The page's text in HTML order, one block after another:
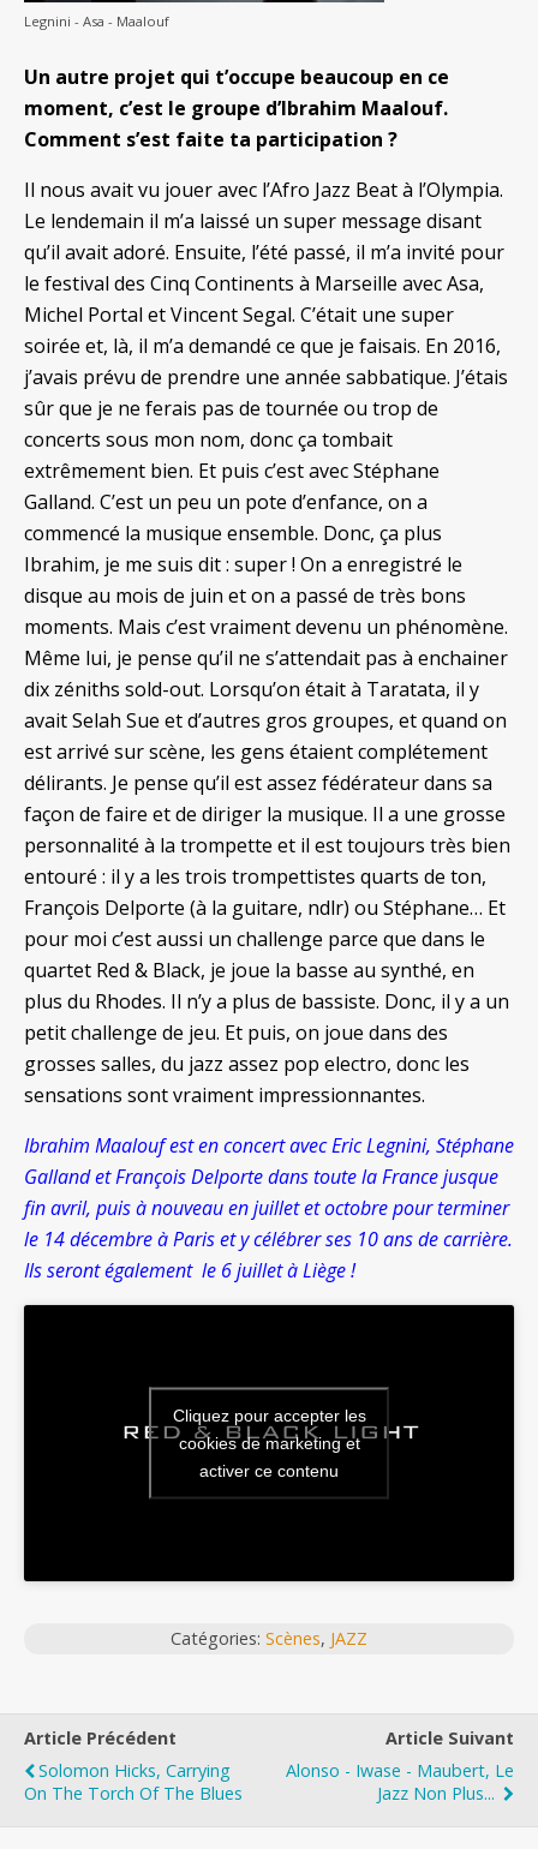
Legnini - Asa - Maalouf
Un autre projet qui t’occupe beaucoup en ce
moment, c’est le groupe d’Ibrahim Maalouf.
Comment s’est faite ta participation ?
Il nous avait vu jouer avec l’Afro Jazz Beat à l’Olympia.
Le lendemain il m’a laissé un super message disant
qu’il avait adoré. Ensuite, l’été passé, il m’a invité pour
le festival des Cinq Continents à Marseille avec Asa,
Michel Portal et Vincent Segal. C’était une super
soirée et, là, il m’a demandé ce que je faisais. En 2016,
j’avais prévu de prendre une année sabbatique. J’étais
sûr que je ne ferais pas de tournée ou trop de
concerts sous mon nom, donc ça tombait
extrêmement bien. Et puis c’est avec Stéphane
Galland. C’est un peu un pote d’enfance, on a
commencé la musique ensemble. Donc, ça plus
Ibrahim, je me suis dit : super ! On a enregistré le
disque au mois de juin et on a passé de très bons
moments. Mais c’est vraiment devenu un phénomène.
Même lui, je pense qu’il ne s’attendait pas à enchainer
dix zéniths sold-out. Lorsqu’on était à Taratata, il y
avait Selah Sue et d’autres gros groupes, et quand on
est arrivé sur scène, les gens étaient complétement
délirants. Je pense qu’il est assez fédérateur dans sa
façon de faire et de diriger la musique. Il a une grosse
personnalité à la trompette et il est toujours très bien
entouré : il y a les trois trompettistes quarts de ton,
François Delporte (à la guitare, ndlr) ou Stéphane… Et
pour moi c’est aussi un challenge parce que dans le
quartet Red & Black, je joue la basse au synthé, en
plus du Rhodes. Il n’y a plus de bassiste. Donc, il y a un
petit challenge de jeu. Et puis, on joue dans des
grosses salles, du jazz assez pop electro, donc les
sensations sont vraiment impressionnantes.
Ibrahim Maalouf est en concert avec Eric Legnini, Stéphane
Galland et François Delporte dans toute la France jusque
fin avril, puis à nouveau en juillet et octobre pour terminer
le 14 décembre à Paris et y célébrer ses 10 ans de carrière.
Ils seront également le 6 juillet à Liège !
Cliquez pour accepter les
cookies de marketing et
activer ce contenu
Catégories: Scènes, JAZZ
Article Précédent
Solomon Hicks, Carrying
On The Torch Of The Blues
Article Suivant
Alonso - Iwase - Maubert, Le
Jazz Non Plus...